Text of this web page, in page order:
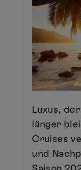
Luxus,
länger
Cruises
und